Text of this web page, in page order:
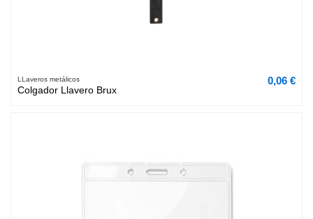
LLaveros metálicos
Colgador Llavero Brux
0,06 €